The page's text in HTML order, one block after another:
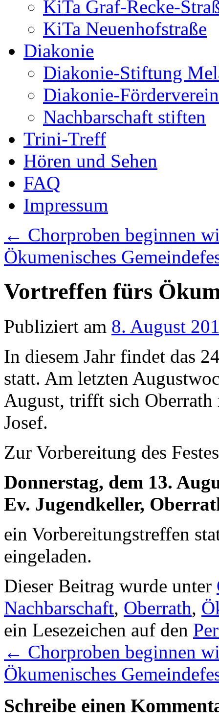
KiTa Graf-Recke-
KiTa Neuenhofstraße
Diakonie
Diakonie-Stiftung
Diakonie-
Nachbarschaft stiften
Trini-Treff
Hören und Sehen
FAQ
Impressum
← Chorproben beginnen
Ökumenisches
Vortreffen fürs
Publiziert am 8. August
In diesem Jahr findet das
statt. Am letzten
August, trifft sich
Josef.
Zur Vorbereitung des
Donnerstag, dem 13.
Ev. Jugendkeller,
ein Vorbereitungstreffen
eingeladen.
Dieser Beitrag wurde unter
Nachbarschaft, Oberrath,
ein Lesezeichen auf den
← Chorproben beginnen
Ökumenisches
Schreibe einen